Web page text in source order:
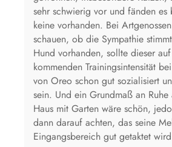
sehr schwierig vor und fänden es
keine vorhanden. Bei
schauen, ob die Sympathie
Hund vorhanden, sollte dieser
kommenden Trainingsintensität
von Oreo schon gut sozialisiert
sein. Und ein Grundmaß an Ruhe
Haus mit Garten wäre schön,
dann darauf achten, das seine
Eingangsbereich gut getaktet